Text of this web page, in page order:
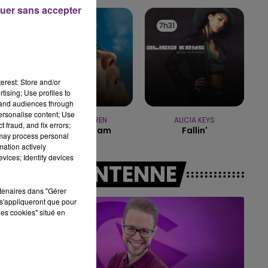
7h00 - 11h00
BEST OF
ALEX WARREN
Fever Dream
7h31
7h31
ALICIA KEYS
Fallin'
A L'ANTENNE
Store and/or
Use profiles to
audiences through
content; Use
fraud, and fix errors;
process personal
actively
Identify devices
dans "Gérer
que pour
cookies" situé en
sans accepter